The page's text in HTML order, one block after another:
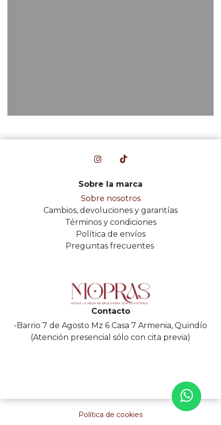
Sobre la marca
Sobre nosotros
Cambios, devoluciones y garantías
Términos y condiciones
Política de envíos
Preguntas frecuentes
Contacto
-Barrio 7 de Agosto Mz 6 Casa 7 Armenia, Quindío
(Atención presencial sólo con cita previa)
Política de cookies